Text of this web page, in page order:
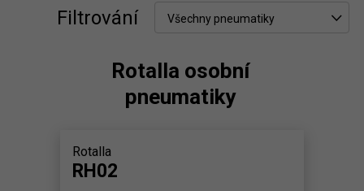
Filtrování Všechny pneumatiky
Rotalla osobní
pneumatiky
Rotalla
RH02